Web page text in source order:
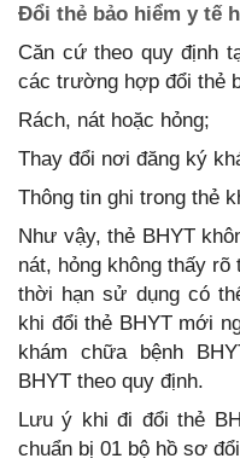
Đổi thẻ bảo hiểm y tế
Căn cứ theo quy định
các trường hợp đổi thẻ
Rách, nát hoặc hỏng;
Thay đổi nơi đăng ký
Thông tin ghi trong thẻ
Như vậy, thẻ BHYT
nát, hỏng không thấy
thời hạn sử dụng có
khi đổi thẻ BHYT mới
khám chữa bệnh
BHYT theo quy định.
Lưu ý khi đi đổi thẻ
chuẩn bị 01 bộ hồ sơ